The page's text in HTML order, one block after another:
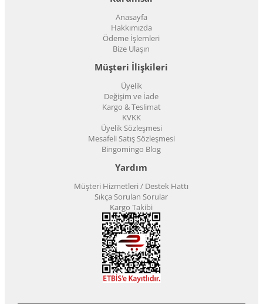
Anasayfa
Hakkımızda
Ödeme İşlemleri
Bize Ulaşın
Müşteri İlişkileri
Üyelik
Değişim ve İade
Kargo & Teslimat
KVKK
Üyelik Sözleşmesi
Mesafeli Satış Sözleşmesi
Bingomingo Blog
Yardım
Müşteri Hizmetleri / Destek Hattı
Sıkça Sorulan Sorular
Kargo Takibi